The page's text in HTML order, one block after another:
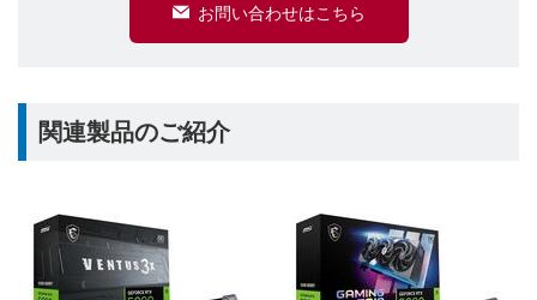
お問い合わせはこちら
関連製品のご紹介